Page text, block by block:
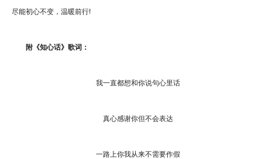
尽能初心不变，温暖前行!
附《知心话》歌词：
我一直都想和你说句心里话
真心感谢你但不会表达
一路上你我从来不需要作假